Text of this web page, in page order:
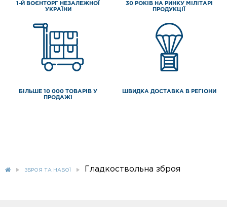
1-Й ВОЄНТОРГ НЕЗАЛЕЖНОЇ
УКРАЇНИ
30 РОКІВ НА РИНКУ МІЛІТАРІ
ПРОДУКЦІЇ
БІЛЬШЕ 10 000 ТОВАРІВ У
ПРОДАЖІ
ШВИДКА ДОСТАВКА В РЕГІОНИ
ЗБРОЯ ТА НАБОЇ Гладкоствольна зброя